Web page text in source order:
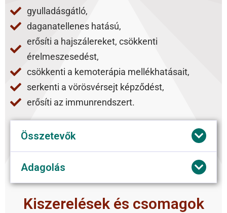
gyulladásgátló,
daganatellenes hatású,
erősíti a hajszálereket, csökkenti
érelmeszesedést,
csökkenti a kemoterápia mellékhatásait,
serkenti a vörösvérsejt képződést,
erősíti az immunrendszert.
Összetevők
Adagolás
Kiszerelések és csomagok